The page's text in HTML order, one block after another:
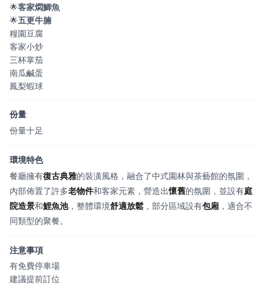
🌟客家燜鯽魚
🌟五更牛腩
糧園豆腐
客家小炒
三杯掌茄
南瓜鹹蛋
鳳梨蝦球
份量
份量十足
環境特色
餐廳擁有復古典雅的裝潢風格，融合了中式園林與茶藝館的氛圍，
內部佈置了許多老物件和客家元素，營造出懷舊的氛圍，並設有庭
院造景和鯉魚池，整體環境舒適放鬆 ，部分區域設有包廂 ，適合不
同類型的聚餐。
注意事項
有免費停車場
建議提前訂位